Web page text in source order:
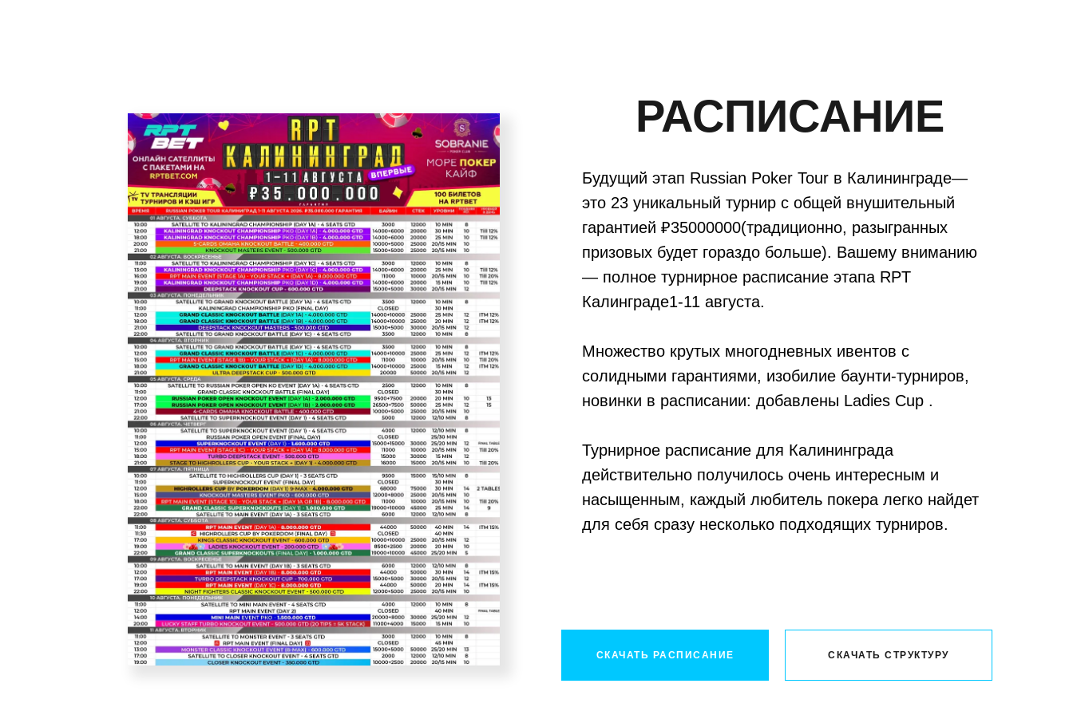
СКАЧАТЬ РАСПИСАНИЕ CКАЧАТЬ СТРУКТУРУ
РАСПИСАНИЕ
Будущий этап Russian Poker Tour в Калининграде—
это 23 уникальный турнир с общей внушительный
гарантией ₽35000000(традиционно, разыгранных
призовых будет гораздо больше). Вашему вниманию
— полное турнирное расписание этапа RPT
Калинграде1-11 августа.
Множество крутых многодневных ивентов с
солидными гарантиями, изобилие баунти-турниров,
новинки в расписании: добавлены Ladies Cup .
Турнирное расписание для Калининграда
действительно получилось очень интересным и
насыщенным, каждый любитель покера легко найдет
для себя сразу несколько подходящих турниров.